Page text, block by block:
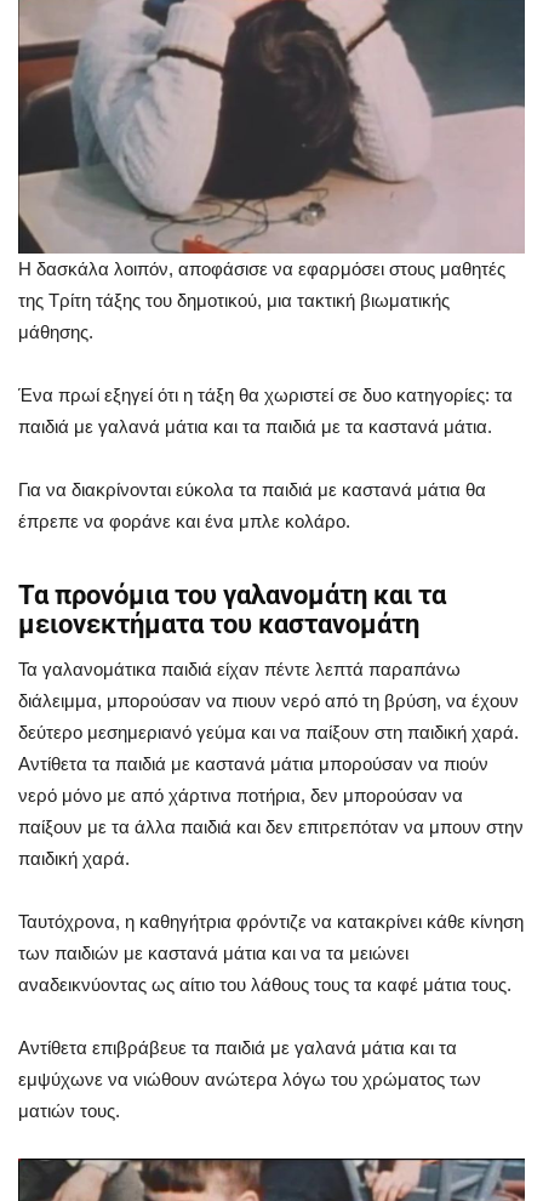
Η δασκάλα λοιπόν, αποφάσισε να εφαρμόσει στους μαθητές
της Τρίτη τάξης του δημοτικού, μια τακτική βιωματικής
μάθησης.
Ένα πρωί εξηγεί ότι η τάξη θα χωριστεί σε δυο κατηγορίες: τα
παιδιά με γαλανά μάτια και τα παιδιά με τα καστανά μάτια.
Για να διακρίνονται εύκολα τα παιδιά με καστανά μάτια θα
έπρεπε να φοράνε και ένα μπλε κολάρο.
Τα προνόμια του γαλανομάτη και τα
μειονεκτήματα του καστανομάτη
Τα γαλανομάτικα παιδιά είχαν πέντε λεπτά παραπάνω
διάλειμμα, μπορούσαν να πιουν νερό από τη βρύση, να έχουν
δεύτερο μεσημεριανό γεύμα και να παίξουν στη παιδική χαρά.
Αντίθετα τα παιδιά με καστανά μάτια μπορούσαν να πιούν
νερό μόνο με από χάρτινα ποτήρια, δεν μπορούσαν να
παίξουν με τα άλλα παιδιά και δεν επιτρεπόταν να μπουν στην
παιδική χαρά.
Ταυτόχρονα, η καθηγήτρια φρόντιζε να κατακρίνει κάθε κίνηση
των παιδιών με καστανά μάτια και να τα μειώνει
αναδεικνύοντας ως αίτιο του λάθους τους τα καφέ μάτια τους.
Αντίθετα επιβράβευε τα παιδιά με γαλανά μάτια και τα
εμψύχωνε να νιώθουν ανώτερα λόγω του χρώματος των
ματιών τους.